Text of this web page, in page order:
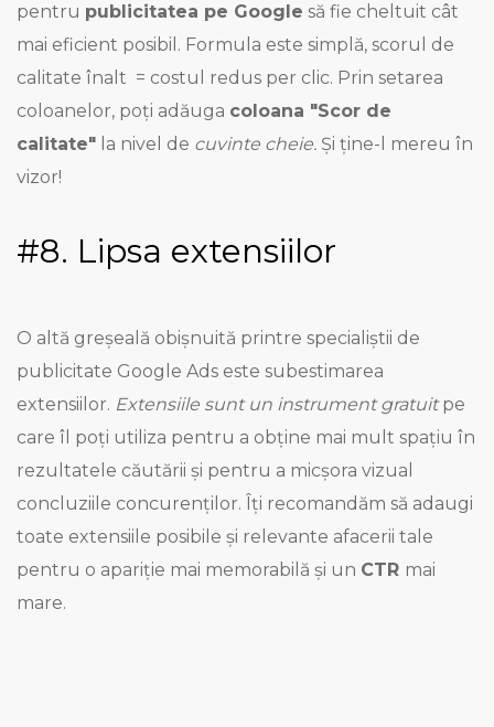
pentru publicitatea pe Google să fie cheltuit cât
mai eficient posibil. Formula este simplă, scorul de
calitate înalt = costul redus per clic. Prin setarea
coloanelor, poți adăuga coloana "Scor de
calitate" la nivel de cuvinte cheie. Și ține-l mereu în
vizor!
#8. Lipsa extensiilor
O altă greșeală obișnuită printre specialiștii de
publicitate Google Ads este subestimarea
extensiilor. Extensiile sunt un instrument gratuitpe
care îl poți utiliza pentru a obține mai mult spațiu în
rezultatele căutării și pentru a micșora vizual
concluziile concurenților. Îți recomandăm să adaugi
toate extensiile posibile și relevante afacerii tale
pentru o apariție mai memorabilă și un CTR mai
mare.